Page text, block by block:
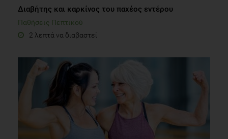
Διαβήτης και καρκίνος του παχέος εντέρου
Παθήσεις Πεπτικού
2 λεπτά να διαβαστεί